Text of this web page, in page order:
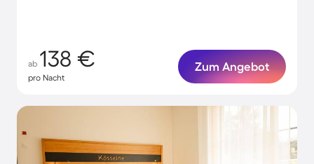
ab 138 €
pro Nacht
Zum Angebot